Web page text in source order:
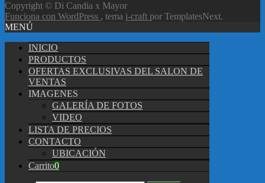
Copyright © Di Candia x Mayor
Funciona con WordPress , tema i-craft por TemplatesNext.
MENÚ
INICIO
PRODUCTOS
OFERTAS EXCLUSIVAS DEL SALON DE
VENTAS
IMAGENES
GALERÍA DE FOTOS
VIDEO
LISTA DE PRECIOS
CONTACTO
UBICACIÓN
Carrito0